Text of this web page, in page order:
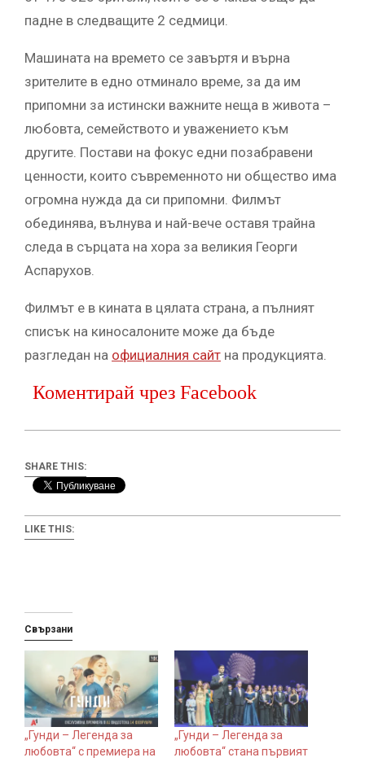
падне в следващите 2 седмици.
Машината на времето се завъртя и върна
зрителите в едно отминало време, за да им
припомни за истински важните неща в живота –
любовта, семейството и уважението към
другите. Постави на фокус едни позабравени
ценности, които съвременното ни общество има
огромна нужда да си припомни. Филмът
обединява, вълнува и най-вече оставя трайна
следа в сърцата на хора за великия Георги
Аспарухов.
Филмът е в кината в цялата страна, а пълният
списък на киносалоните може да бъде
разгледан на официалния сайт на продукцията.
Коментирай чрез Facebook
SHARE THIS:
LIKE THIS:
Свързани
„Гунди – Легенда за
любовта“ с премиера на
„Гунди – Легенда за
любовта“ стана първият